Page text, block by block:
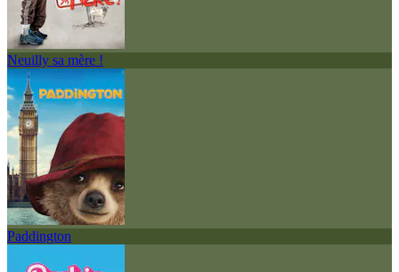
Neuilly sa mère !
Paddington